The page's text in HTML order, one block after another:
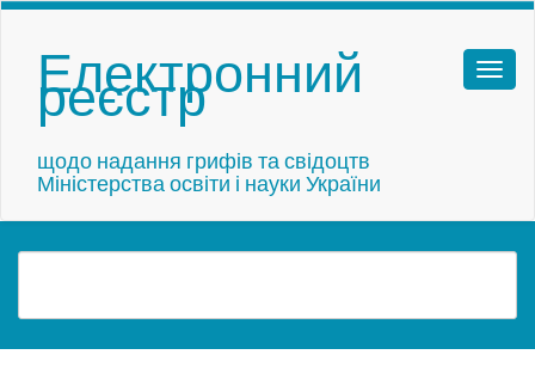
Електронний
реєстр
щодо надання грифів та свідоцтв
Міністерства освіти і науки України